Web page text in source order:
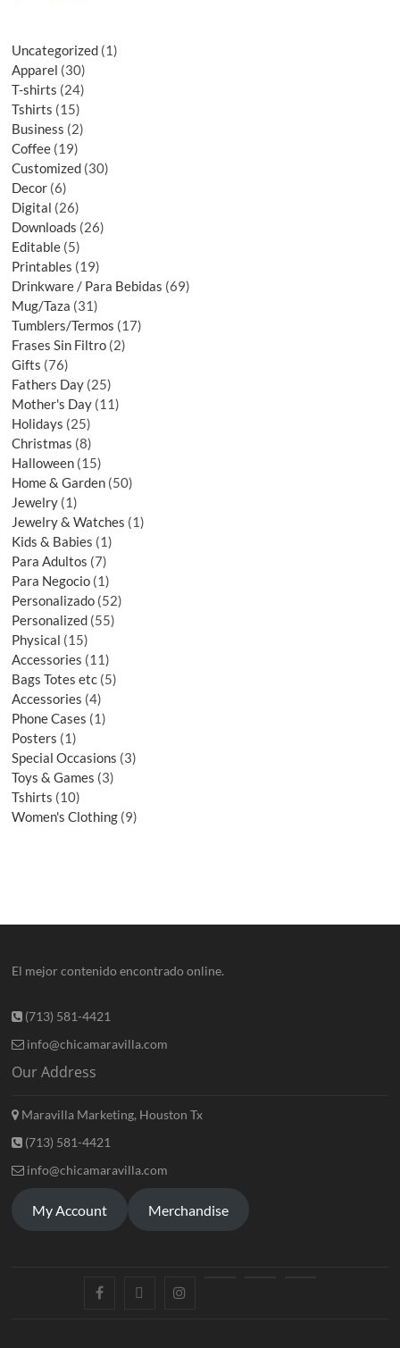
Uncategorized 1
Apparel 30
T-shirts 24
Tshirts 15
Business 2
Coffee 19
Customized 30
Decor 6
Digital 26
Downloads 26
Editable 5
Printables 19
Drinkware / Para Bebidas 69
Mug/Taza 31
Tumblers/Termos 17
Frases Sin Filtro 2
Gifts 76
Fathers Day 25
Mother's Day 11
Holidays 25
Christmas 8
Halloween 15
Home & Garden 50
Jewelry 1
Jewelry & Watches 1
Kids & Babies 1
Para Adultos 7
Para Negocio 1
Personalizado 52
Personalized 55
Physical 15
Accessories 11
Bags Totes etc 5
Accessories 4
Phone Cases 1
Posters 1
Special Occasions 3
Toys & Games 3
Tshirts 10
Women's Clothing 9
El mejor contenido encontrado online.
(713) 581-4421
info@chicamaravilla.com
Our Address
Maravilla Marketing, Houston Tx
(713) 581-4421
info@chicamaravilla.com
My Account Merchandise